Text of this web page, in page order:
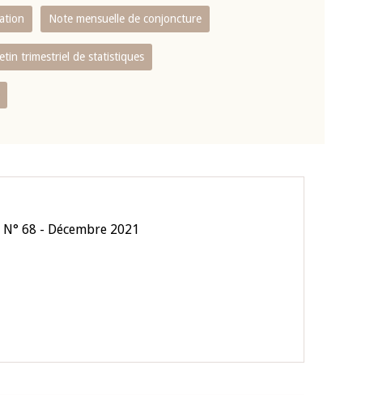
Note mensuelle de conjoncture
trimestriel de statistiques
68 - Décembre 2021